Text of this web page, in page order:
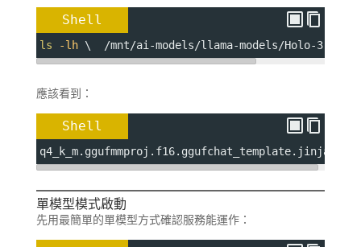
Shell
ls -lh \  /mnt/ai-models/llama-models/Holo-3.1-35B-
應該看到：
Shell
q4_k_m.ggufmmproj.f16.ggufchat_template.jinja
單模型模式啟動
先用最簡單的單模型方式確認服務能運作：